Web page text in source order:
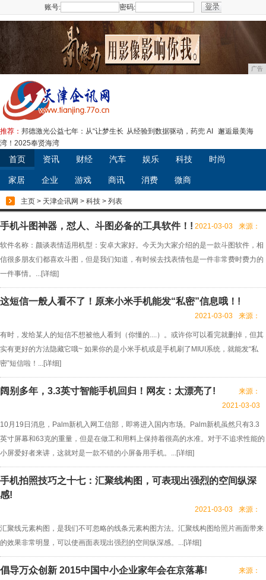
账号: 密码:
广告
推荐： 邦德激光公益七年：从“让梦生长 从经验到数据驱动，药兜 AI
邂逅最美海
湾！2025奉贤海湾
首页 资讯 财经 汽车 娱乐 科技 时尚
家居 企业 游戏 商讯 消费 微商
主页 > 天津企讯网 > 科技 > 列表
手机斗图神器，怼人、斗图必备的工具软件！! 来源：
2021-03-03
软件名称：颜谈表情适用机型：安卓大家好。今天为大家介绍的是一款斗图软件，相
信很多朋友们都喜欢斗图，但是我们知道，有时候去找表情包是一件非常费时费力的
一件事情。...[详细]
这短信一般人看不了！原来小米手机能发“私密”信息哦！!
来源：
2021-03-03
有时，发给某人的短信不想被他人看到（你懂的....）。或许你可以看完就删掉，但其
实有更好的方法隐藏它哦~ 如果你的是小米手机或是手机刷了MIUI系统，就能发“私
密”短信啦！...[详细]
阔别多年，3.3英寸智能手机回归！网友：太漂亮了!
来源：
2021-03-03
10月19日消息，Palm新机入网工信部，即将进入国内市场。Palm新机虽然只有3.3
英寸屏幕和63克的重量，但是在做工和用料上保持着很高的水准。对于不追求性能的
小屏爱好者来讲，这就对是一款不错的小屏备用手机。...[详细]
手机拍照技巧之十七：汇聚线构图，可表现出强烈的空间纵深
感!
来源：
2021-03-03
汇聚线元素构图，是我们不可忽略的线条元素构图方法。汇聚线构图给照片画面带来
的效果非常明显，可以使画面表现出强烈的空间纵深感。...[详细]
倡导万众创新 2015中国中小企业家年会在京落幕!
来源：